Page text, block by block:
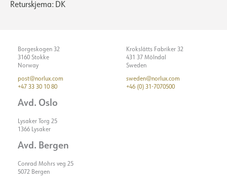
Returskjema: DK
Borgeskogen 32
3160 Stokke
Norway
post@norlux.com
+47 33 30 10 80
Avd. Oslo
Lysaker Torg 25
1366 Lysaker
Avd. Bergen
Conrad Mohrs veg 25
5072 Bergen
Krokslätts Fabriker 32
431 37 Mölndal
Sweden
sweden@norlux.com
+46 (0) 31-7070500